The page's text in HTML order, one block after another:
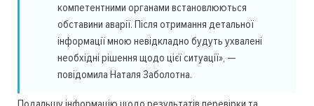
компетентними органами встановлюються
обставини аварії. Після отримання детальної
інформації мною невідкладно будуть ухвалені
необхідні рішення щодо цієї ситуації», —
повідомила Наталя Заболотна.